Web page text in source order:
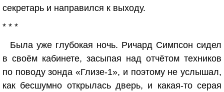
секретарь и направился к выходу.
* * *
Была уже глубокая ночь. Ричард Симпсон сидел
в своём кабинете, засыпая над отчётом техников
по поводу зонда «Глизе-1», и поэтому не услышал,
как бесшумно открылась дверь, и какая-то серая